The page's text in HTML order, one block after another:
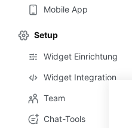
Mobile App
Setup
Widget Einrichtung
Widget Integration
Team
Chat-Tools